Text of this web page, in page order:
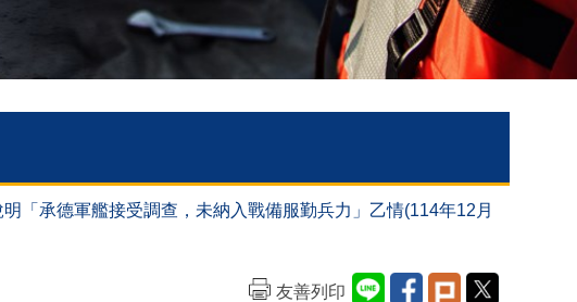
「承德軍艦接受調查，未納入戰備服勤兵力」乙情(114年12月
友善列印